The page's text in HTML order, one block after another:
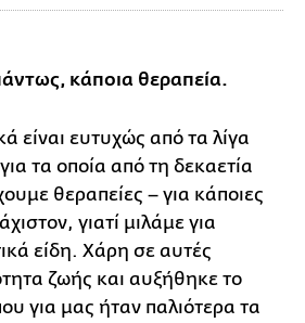
κάποια θεραπεία.
είναι ευτυχώς από τα λίγα
τα οποία από τη δεκαετία
θεραπείες – για κάποιες
γιατί μιλάμε για
είδη. Χάρη σε αυτές
ζωής και αυξήθηκε το
για μας ήταν παλιότερα τα